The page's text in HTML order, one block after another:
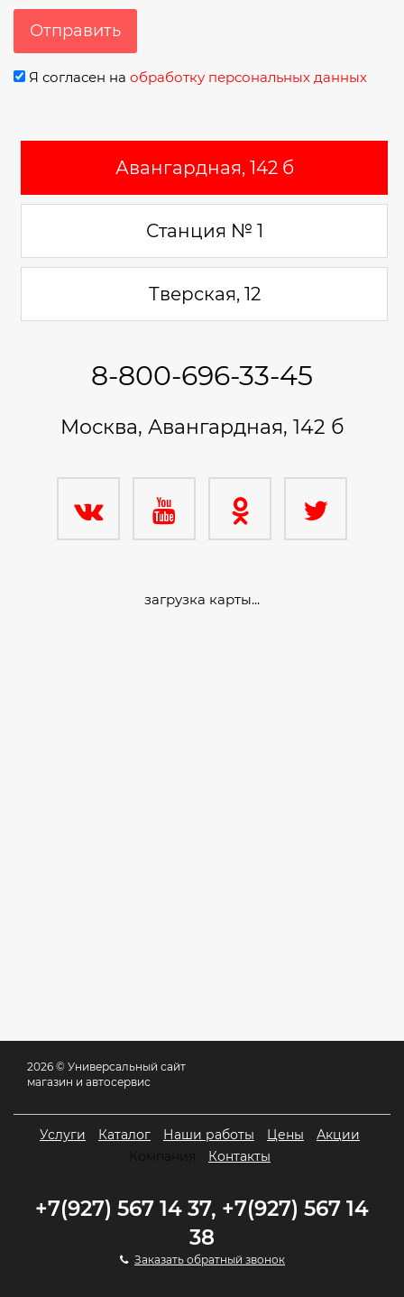
Отправить
Я согласен на обработку персональных данных
Авангардная, 142 б
Станция № 1
Тверская, 12
8-800-696-33-45
Москва, Авангардная, 142 б
загрузка карты...
2026 © Универсальный сайт
магазин и автосервис
Услуги Каталог Наши работы Цены
Акции
Контакты
+7(927) 567 14 37, +7(927) 567 14
38
Заказать обратный звонок